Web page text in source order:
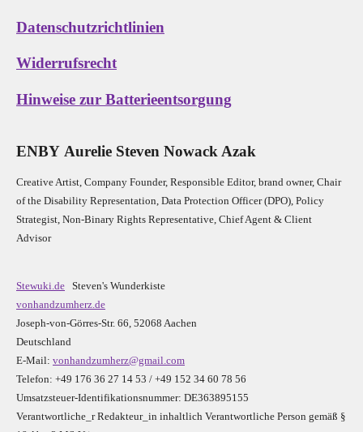
Datenschutzrichtlinien
Widerrufsrecht
Hinweise zur Batterieentsorgung
ENBY Aurelie Steven Nowack Azak
Creative Artist, Company Founder, Responsible Editor, brand owner, Chair
of the Disability Representation, Data Protection Officer (DPO), Policy
Strategist, Non-Binary Rights Representative, Chief Agent & Client
Advisor
Stewuki.de Steven's Wunderkiste
vonhandzumherz.de
Joseph-von-Görres-Str. 66, 52068 Aachen
Deutschland
E-Mail: vonhandzumherz@gmail.com
Telefon: +49 176 36 27 14 53 / +49 152 34 60 78 56
Umsatzsteuer-Identifikationsnummer: DE363895155
Verantwortliche_r Redakteur_in inhaltlich Verantwortliche Person gemäß §